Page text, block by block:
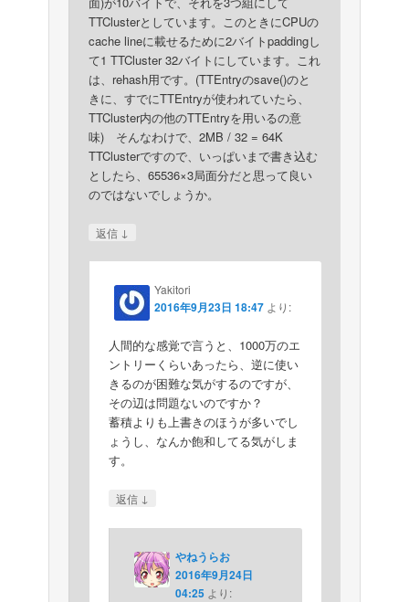
TTClusterとしています。このときにCPUの
cache lineに載せるために2バイトpaddingし
て1 TTCluster 32バイトにしています。これ
は、rehash用です。(TTEntryのsave()のと
きに、すでにTTEntryが使われていたら、
TTCluster内の他のTTEntryを用いるの意
味) そんなわけで、2MB / 32 = 64K
TTClusterですので、いっぱいまで書き込む
としたら、65536×3局面分だと思って良い
のではないでしょうか。
返信 ↓
Yakitori
2016年9月23日 18:47 より:
人間的な感覚で言うと、1000万のエ
ントリーくらいあったら、逆に使い
きるのが困難な気がするのですが、
その辺は問題ないのですか？
蓄積よりも上書きのほうが多いでし
ょうし、なんか飽和してる気がしま
す。
返信 ↓
やねうらお
2016年9月24日
04:25 より: